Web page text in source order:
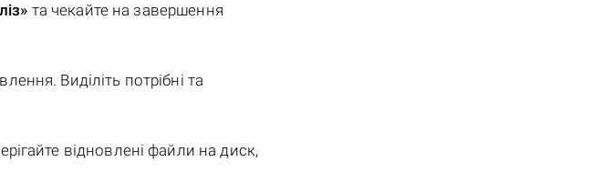
та чекайте на завершення
Виділіть потрібні та
відновлені файли на диск,